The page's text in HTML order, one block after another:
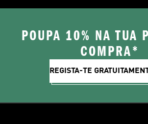
POUPA 10% NA TUA
COMPRA*
REGISTA-TE